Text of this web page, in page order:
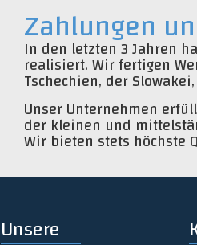
Zahlungen
In den letzten 3 Jahren
realisiert. Wir fertigen
Tschechien, der
Unser Unternehmen
der kleinen und
Wir bieten stets höchste
Unsere